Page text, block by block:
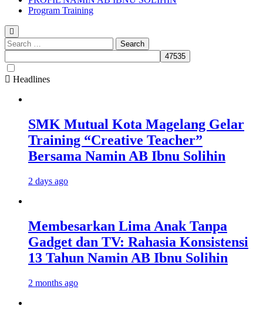
Program Training
Search
for:
Headlines
SMK Mutual Kota Magelang Gelar
Training “Creative Teacher”
Bersama Namin AB Ibnu Solihin
2 days ago
Membesarkan Lima Anak Tanpa
Gadget dan TV: Rahasia Konsistensi
13 Tahun Namin AB Ibnu Solihin
2 months ago